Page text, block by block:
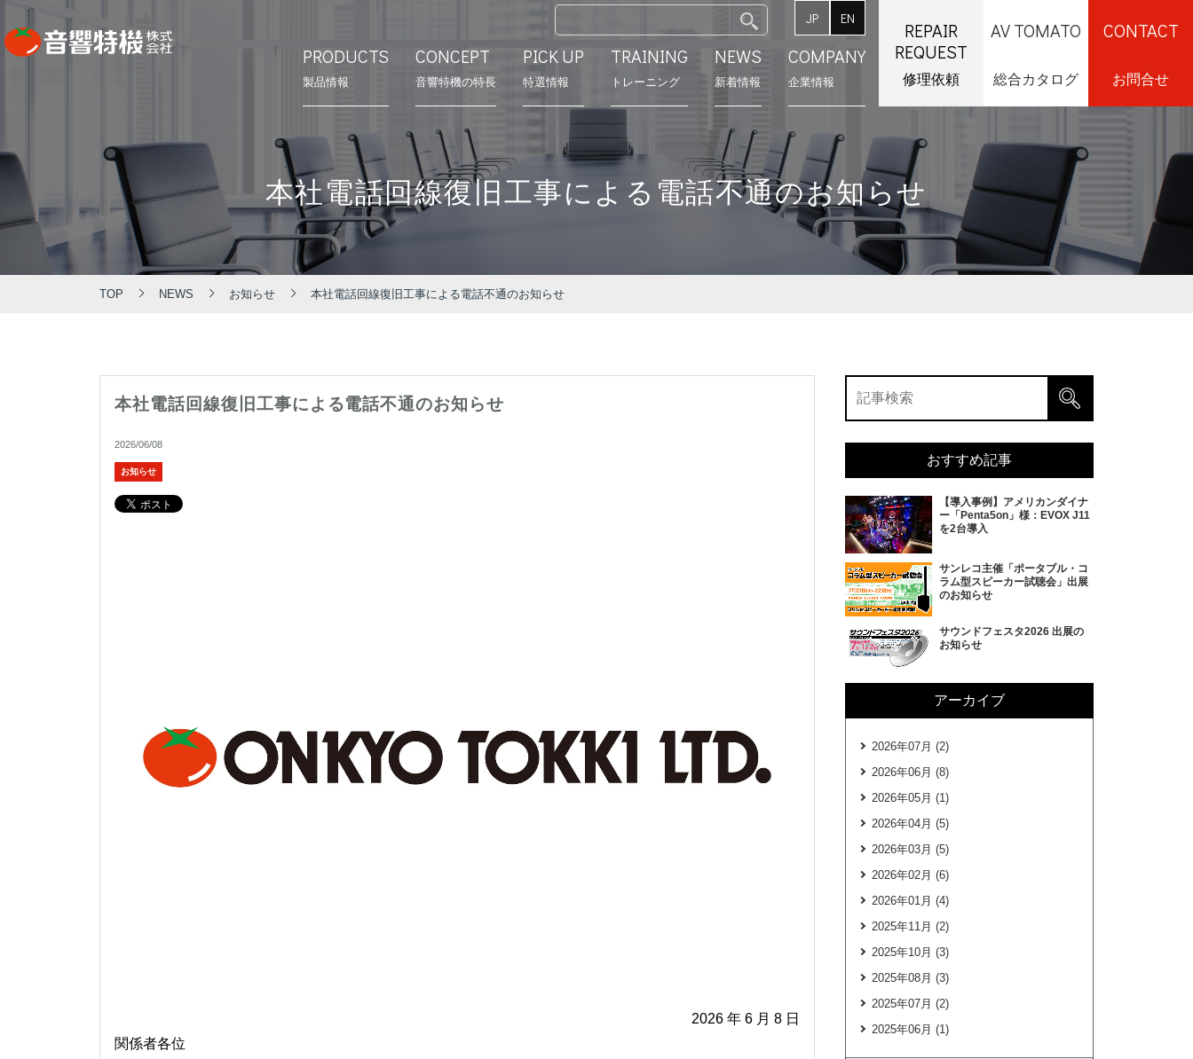
JP EN
PRODUCTS
製品情報
PRODUCTS
製品情報
CONCEPT
⾳響特機の特長
CONCEPT
⾳響特機の特長
⾳響特機の特長 モデルルーム
PICK UP
特選情報
TRAINING
トレーニング
NEWS
新着情報
COMPANY
企業情報
COMPANY
企業情報
会社概要 営業所 会社沿革
REPAIR
REQUEST
修理依頼
AV TOMATO
総合カタログ
CONTACT
お問合せ
本社電話回線復旧工事による電話不通のお知らせ
TOP NEWS お知らせ 本社電話回線復旧工事による電話不通のお知らせ
本社電話回線復旧工事による電話不通のお知らせ
2026/06/08
お知らせ
2026 年 6 月 8 日
関係者各位
おすすめ記事
【導入事例】アメリカンダイナ
ー「Penta5on」様：EVOX J11
を2台導入
サンレコ主催「ポータブル・コ
ラム型スピーカー試聴会」出展
のお知らせ
サウンドフェスタ2026 出展の
お知らせ
アーカイブ
2026年07月 (2)
2026年06月 (8)
2026年05月 (1)
2026年04月 (5)
2026年03月 (5)
2026年02月 (6)
2026年01月 (4)
2025年11月 (2)
2025年10月 (3)
2025年08月 (3)
2025年07月 (2)
2025年06月 (1)